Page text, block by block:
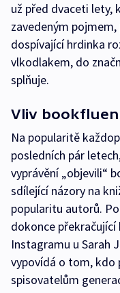
už před dvaceti lety,
zavedeným
dospívající hrdinka
vlkodlakem, do
splňuje.
Vliv
Na popularitě
posledních pár
vyprávění „objevili“
sdílející názory na
popularitu autorů.
dokonce
Instagramu u Sarah
vypovídá o tom, kdo
spisovatelům